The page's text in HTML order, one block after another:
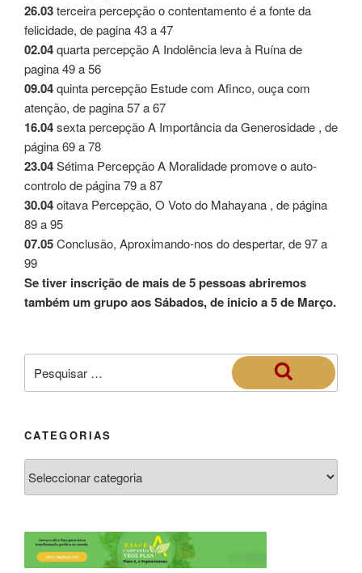
26.03terceira percepção o contentamento é a fonte da
felicidade, de pagina 43 a 47
02.04quarta percepção A Indolência leva à Ruína de
pagina 49 a 56
09.04quinta percepção Estude com Afinco, ouça com
atenção, de pagina 57 a 67
16.04sexta percepção A Importância da Generosidade , de
página 69 a 78
23.04Sétima Percepção A Moralidade promove o auto-
controlo de página 79 a 87
30.04oitava Percepção, O Voto do Mahayana , de página
89 a 95
07.05Conclusão, Aproximando-nos do despertar, de 97 a
99
Se tiver inscrição de mais de 5 pessoas abriremos
também um grupo aos Sábados, de inicio a 5 de Março.
CATEGORIAS